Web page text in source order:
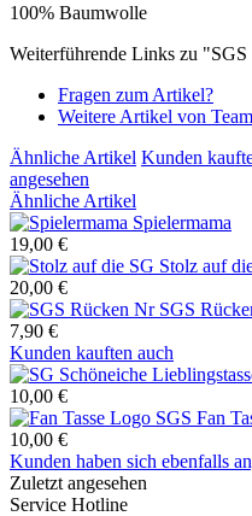
100% Baumwolle
Weiterführende Links zu
Fragen zum Artikel?
Weitere Artikel von
Ähnliche Artikel Kunden
angesehen
Ähnliche Artikel
Spielermama
19,00 €
Stolz auf
20,00 €
SGS
7,90 €
Kunden kauften auch
10,00 €
Fan
10,00 €
Kunden haben sich ebenfalls
Zuletzt angesehen
Service Hotline